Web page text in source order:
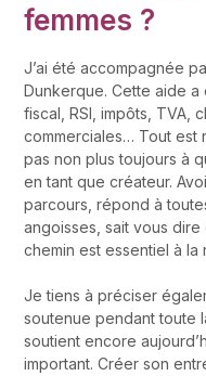
femmes ?
J’ai été accompagnée
Dunkerque. Cette aide a
fiscal, RSI, impôts, TVA,
commerciales… Tout est
pas non plus toujours à
en tant que créateur.
parcours, répond à
angoisses, sait vous
chemin est essentiel à la
Je tiens à préciser
soutenue pendant toute
soutient encore
important. Créer son